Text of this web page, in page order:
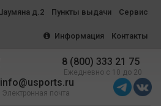
д.2 Пункты выдачи Сервис
Информация Контакты
8 (800) 333 21 75
Ежедневно с 10 до 20
info@usports.ru
Электронная почта